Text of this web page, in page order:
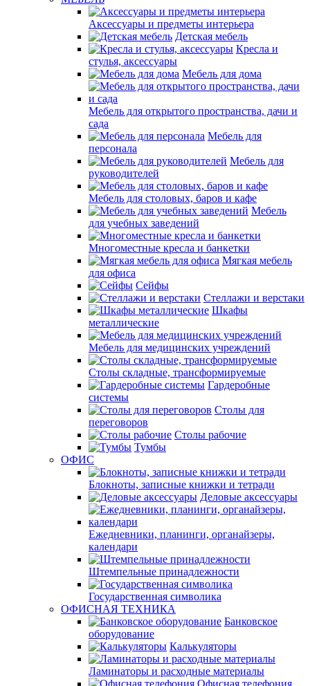
Аксессуары и предметы интерьера
Детская мебель
Кресла и
стулья, аксессуары
Мебель для дома
Мебель для открытого пространства, дачи и
сада
Мебель для
персонала
Мебель для
руководителей
Мебель для столовых, баров и кафе
Мебель
для учебных заведений
Многоместные кресла и банкетки
Мягкая мебель
для офиса
Сейфы
Стеллажи и верстаки
Шкафы
металлические
Мебель для медицинских учреждений
Столы складные, трансформируемые
Гардеробные
системы
Столы для
переговоров
Столы рабочие
Тумбы
ОФИС
Блокноты, записные книжки и тетради
Деловые аксессуары
Ежедневники, планинги, органайзеры,
календари
Штемпельные принадлежности
Государственная символика
ОФИСНАЯ ТЕХНИКА
Банковское
оборудование
Калькуляторы
Ламинаторы и расходные материалы
Офисная телефония